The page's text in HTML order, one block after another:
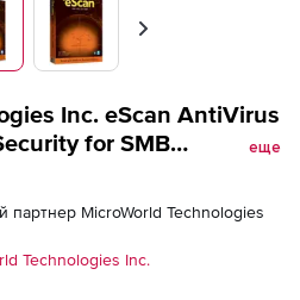
Вперед
Inc. eScan AntiVirus
for SMB
на 1 год
еще
партнер MicroWorld Technologies
Technologies Inc.